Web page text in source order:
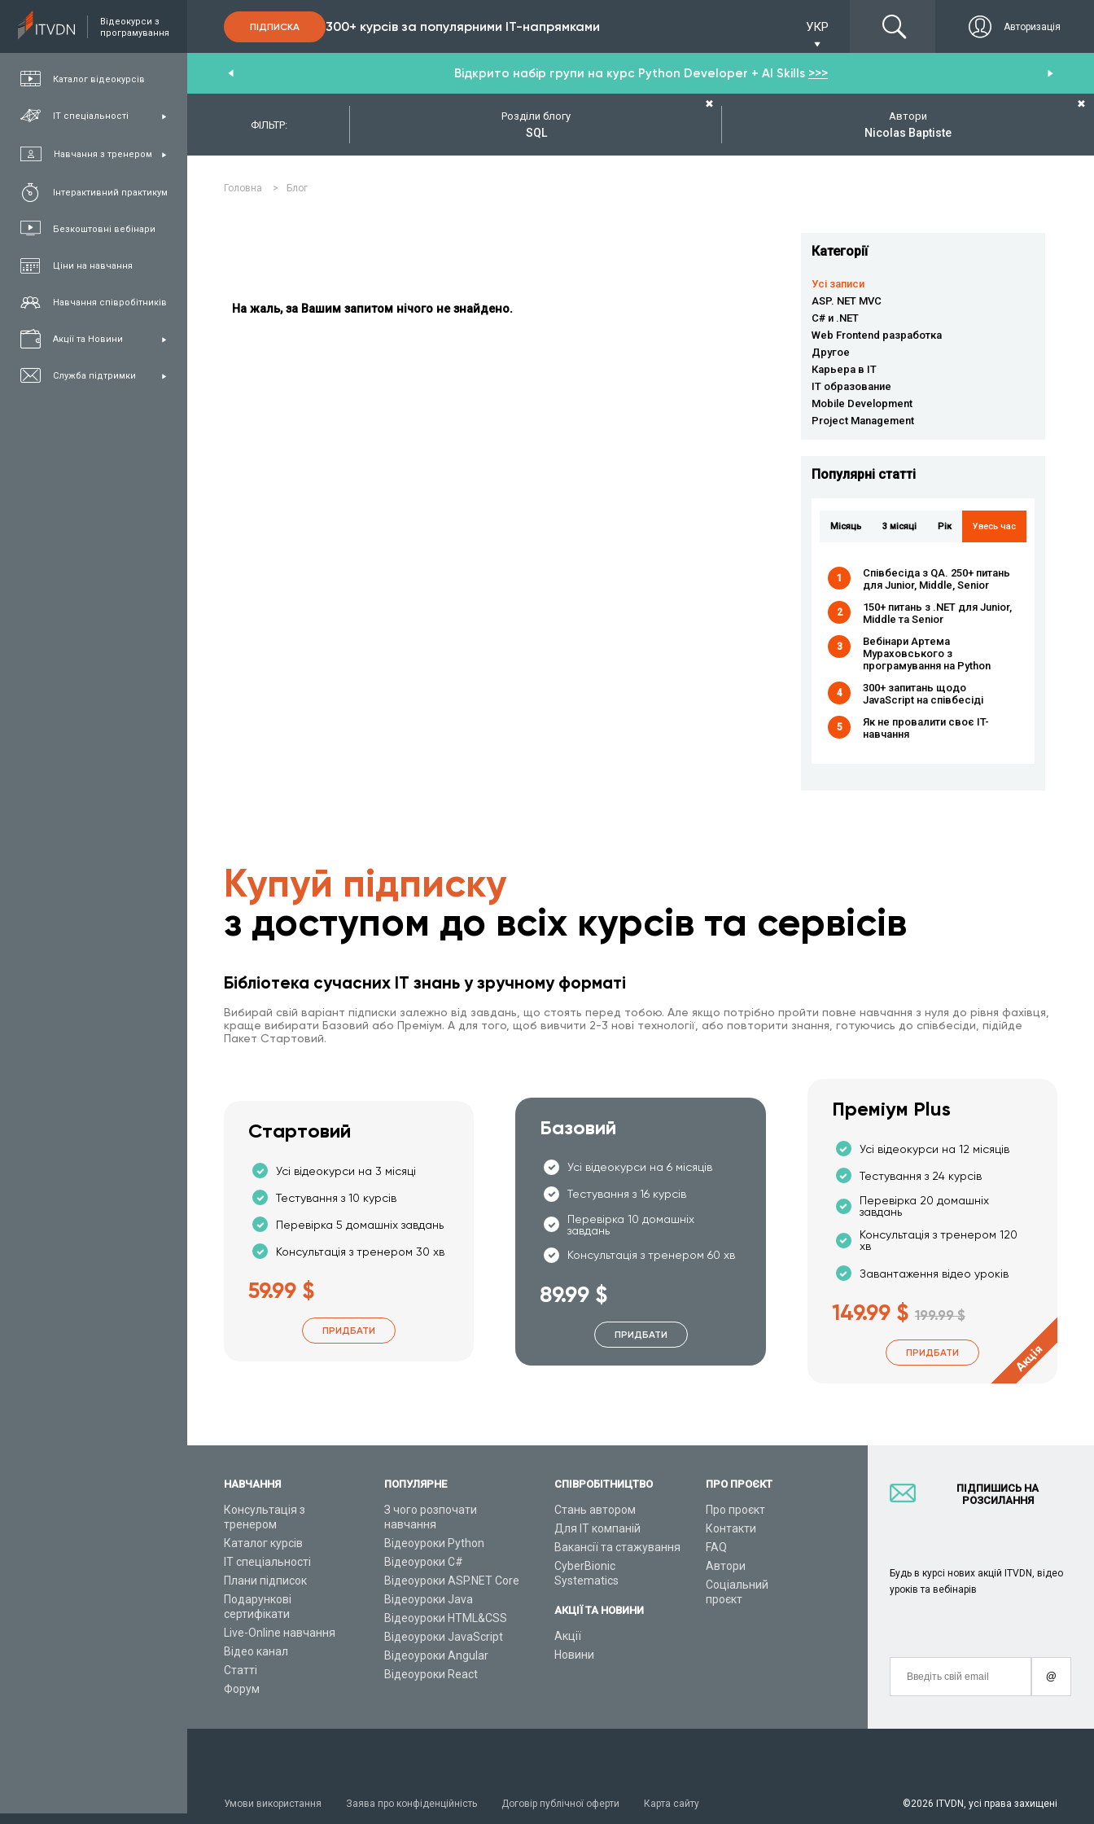
Відеокурси з
програмування
Каталог відеокурсів
ІТ спеціальності
Навчання з тренером
Інтерактивний практикум
Безкоштовні вебінари
Ціни на навчання
Навчання співробітників
Акції та Новини
Служба підтримки
ПІДПИСКА 300+ курсів за популярними IT-напрямками УКР Авторизація
FullStack C#/.NET Java Відкрито набір групи на курс Python Developer + AI Skills >>>
ФІЛЬТР:
Розділи блогу
SQL
✖
Автори
Nicolas Baptiste
✖
Головна > Блог
На жаль, за Вашим запитом нічого не знайдено.
Категорії
Усі записи
ASP. NET MVC
C# и .NET
Web Frontend разработка
Другое
Карьера в IT
IT образование
Mobile Development
Project Management
Популярні статті
Місяць 3 місяці Рік Увесь час
1
Співбесіда з QA. 250+ питань
для Junior, Middle, Senior
2
150+ питань з .NET для Junior,
Middle та Senior
3
Вебінари Артема
Мураховського з
програмування на Python
4
300+ запитань щодо
JavaScript на співбесіді
5
Як не провалити своє IT-
навчання
Купуй підписку
з доступом до всіх курсів та сервісів
Бібліотека сучасних IT знань у зручному форматі
Вибирай свій варіант підписки залежно від завдань, що стоять перед тобою. Але якщо потрібно пройти повне навчання з нуля до рівня фахівця,
краще вибирати Базовий або Преміум. А для того, щоб вивчити 2-3 нові технології, або повторити знання, готуючись до співбесіди, підійде
Пакет Стартовий.
Стартовий
Усі відеокурси на 3 місяці
Тестування з 10 курсів
Перевірка 5 домашніх завдань
Консультація з тренером 30 хв
59.99 $
ПРИДБАТИ
Базовий
Усі відеокурси на 6 місяців
Тестування з 16 курсів
Перевірка 10 домашніх
завдань
Консультація з тренером 60 хв
89.99 $
ПРИДБАТИ
Преміум Plus
Усі відеокурси на 12 місяців
Тестування з 24 курсів
Перевірка 20 домашніх
завдань
Консультація з тренером 120
хв
Завантаження відео уроків
149.99 $ 199.99 $
ПРИДБАТИ Акція
НАВЧАННЯ
Консультація з
тренером
Каталог курсів
ІТ спеціальності
Плани підписок
Подарункові
сертифікати
Live-Online навчання
Відео канал
Статті
Форум
ПОПУЛЯРНЕ
З чого розпочати
навчання
Відеоуроки Python
Відеоуроки C#
Відеоуроки ASP.NET Core
Відеоуроки Java
Відеоуроки HTML&CSS
Відеоуроки JavaScript
Відеоуроки Angular
Відеоуроки React
СПІВРОБІТНИЦТВО
Стань автором
Для ІТ компаній
Вакансії та стажування
CyberBionic
Systematics
АКЦІЇ ТА НОВИНИ
Акції
Новини
ПРО ПРОЄКТ
Про проєкт
Контакти
FAQ
Автори
Соціальний
проєкт
ПІДПИШИСЬ НА
РОЗСИЛАННЯ
Будь в курсі нових акцій ITVDN, відео
уроків та вебінарів
@
Умови використання Заява про конфіденційність Договір публічної оферти Карта сайту ©2026 ITVDN, усі права захищені